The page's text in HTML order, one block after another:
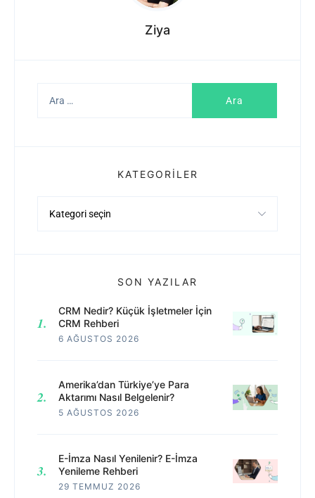
Ziya
KATEGORILER
SON YAZILAR
CRM Nedir? Küçük İşletmeler İçin
CRM Rehberi
6 AĞUSTOS 2026
Amerika’dan Türkiye’ye Para
Aktarımı Nasıl Belgelenir?
5 AĞUSTOS 2026
E-İmza Nasıl Yenilenir? E-İmza
Yenileme Rehberi
29 TEMMUZ 2026